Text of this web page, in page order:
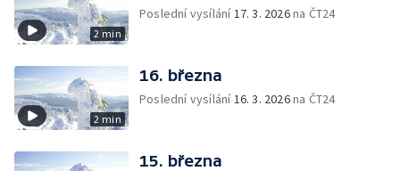
2 min
Poslední vysílání17. 3. 2026na ČT24
2 min
16. března
Poslední vysílání16. 3. 2026na ČT24
15. března